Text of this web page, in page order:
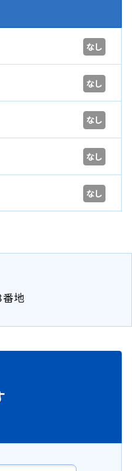
なし
なし
なし
なし
なし
番地